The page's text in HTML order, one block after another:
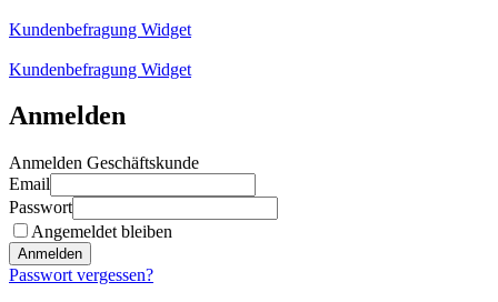
Kundenbefragung Widget
Kundenbefragung Widget
Anmelden
Anmelden Geschäftskunde
Email
Passwort
Angemeldet bleiben
Anmelden
Passwort vergessen?